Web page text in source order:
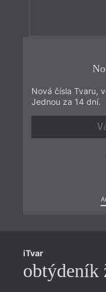
Nová čísla Tvaru,
Jednou za 14 dní.
iTvar
obtýdeník